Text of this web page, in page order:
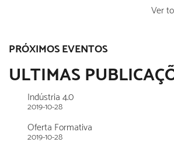
Ver
PRÓXIMOS EVENTOS
ULTIMAS
Indústria 4.0
2019-10-28
Oferta Formativa
2019-10-28